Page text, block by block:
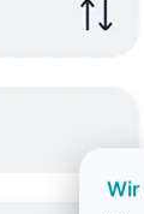
Wir